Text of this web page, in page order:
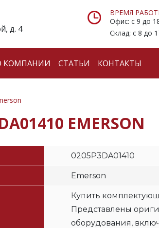
д. 4
ВРЕМЯ
Офис: с 9 до
Склад: с 8 до
КОМПАНИИ СТАТЬИ КОНТАКТЫ
EMERSON
0205P3DA01410
Emerson
Купить
Представлены
оборудования,